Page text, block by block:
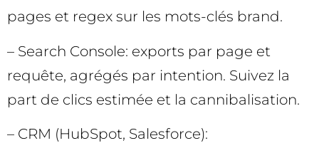
pages et regex sur les mots-clés brand.
– Search Console: exports par page et
requête, agrégés par intention. Suivez la
part de clics estimée et la cannibalisation.
– CRM (HubSpot, Salesforce):